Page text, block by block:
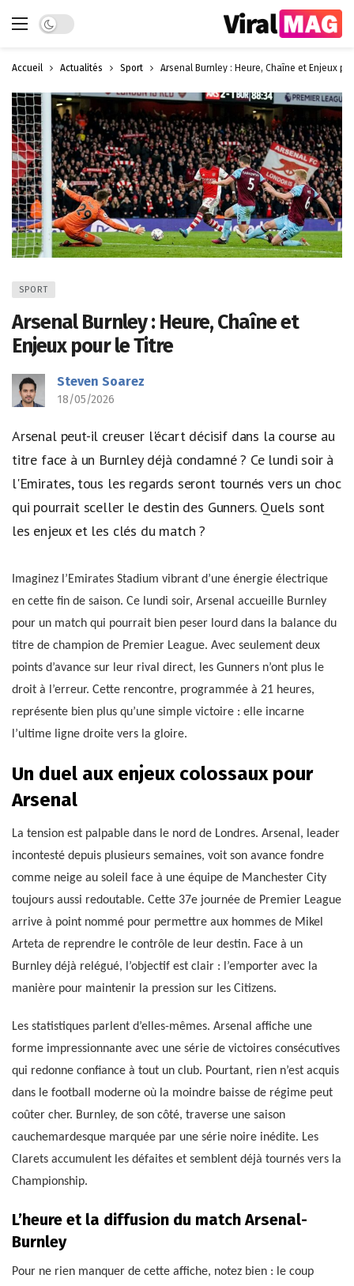
Dark mode
Accueil Actualités Sport Arsenal Burnley : Heure, Chaîne et Enjeux
SPORT
Arsenal Burnley : Heure, Chaîne et
Enjeux pour le Titre
Steven Soarez
18/05/2026
Arsenal peut-il creuser l'écart décisif dans la course au
titre face à un Burnley déjà condamné ? Ce lundi soir à
l'Emirates, tous les regards seront tournés vers un choc
qui pourrait sceller le destin des Gunners. Quels sont
les enjeux et les clés du match ?
Imaginez l’Emirates Stadium vibrant d’une énergie électrique
en cette fin de saison. Ce lundi soir, Arsenal accueille Burnley
pour un match qui pourrait bien peser lourd dans la balance du
titre de champion de Premier League. Avec seulement deux
points d’avance sur leur rival direct, les Gunners n’ont plus le
droit à l’erreur. Cette rencontre, programmée à 21 heures,
représente bien plus qu’une simple victoire : elle incarne
l’ultime ligne droite vers la gloire.
Un duel aux enjeux colossaux pour
Arsenal
La tension est palpable dans le nord de Londres. Arsenal, leader
incontesté depuis plusieurs semaines, voit son avance fondre
comme neige au soleil face à une équipe de Manchester City
toujours aussi redoutable. Cette 37e journée de Premier League
arrive à point nommé pour permettre aux hommes de Mikel
Arteta de reprendre le contrôle de leur destin. Face à un
Burnley déjà relégué, l’objectif est clair : l’emporter avec la
manière pour maintenir la pression sur les Citizens.
Les statistiques parlent d’elles-mêmes. Arsenal affiche une
forme impressionnante avec une série de victoires consécutives
qui redonne confiance à tout un club. Pourtant, rien n’est acquis
dans le football moderne où la moindre baisse de régime peut
coûter cher. Burnley, de son côté, traverse une saison
cauchemardesque marquée par une série noire inédite. Les
Clarets accumulent les défaites et semblent déjà tournés vers la
Championship.
L’heure et la diffusion du match Arsenal-
Burnley
Pour ne rien manquer de cette affiche, notez bien : le coup